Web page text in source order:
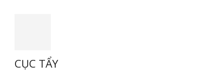
CỤC TẨY